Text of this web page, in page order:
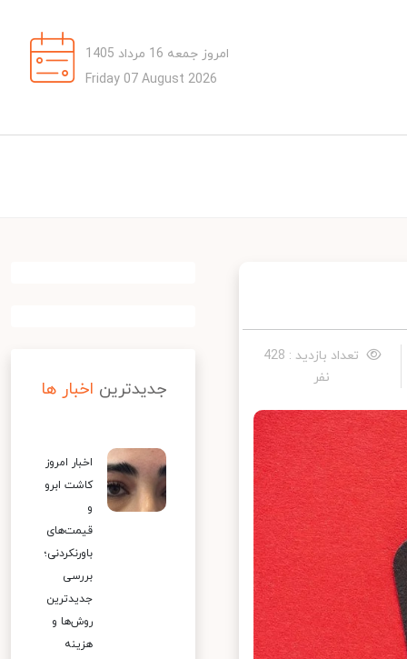
امروز جمعه 16 مرداد 1405
Friday 07 August 2026
تعداد بازدید : 428
نفر
جدیدترین اخبار ها
اخبار امروز
کاشت ابرو
قیمت‌های
باورنکردنی؛
بررسی
جدیدترین
روش‌ها و
هزینه